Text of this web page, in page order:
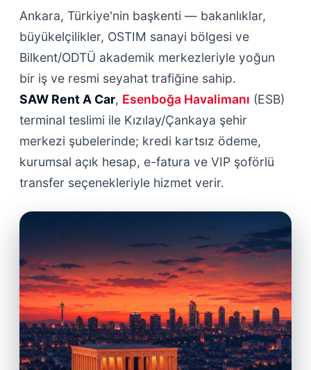
Ankara, Türkiye'nin başkenti — bakanlıklar,
büyükelçilikler, OSTIM sanayi bölgesi ve
Bilkent/ODTÜ akademik merkezleriyle yoğun
bir iş ve resmi seyahat trafiğine sahip.
SAW Rent A Car, Esenboğa Havalimanı (ESB)
terminal teslimi ile Kızılay/Çankaya şehir
merkezi şubelerinde; kredi kartsız ödeme,
kurumsal açık hesap, e-fatura ve VIP şoförlü
transfer seçenekleriyle hizmet verir.